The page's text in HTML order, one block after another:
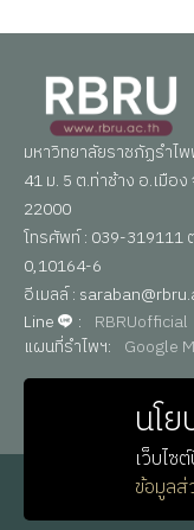
มหาวิทยาลัยราชภัฏรำไ
41 ม. 5 ต.ท่าช้าง อ.เมือ
22000
โทรศัพท์ : 039-319111
0,10164-6
อีเมลล์ :
Line
: RBRUofficial
แผนที่รำไพฯ: Google
©
นโ
เว็บไซ
ข้อมูล